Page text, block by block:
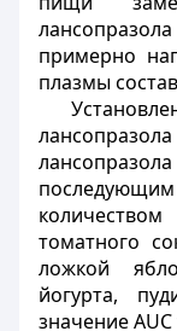
примерно
плазмы
томатного
ложкой
йогурта,
значение